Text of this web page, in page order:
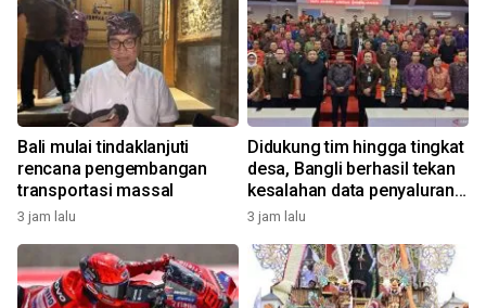
Bali mulai tindaklanjuti
rencana pengembangan
transportasi massal
3 jam lalu
Didukung tim hingga tingkat
desa, Bangli berhasil tekan
kesalahan data penyaluran
bansos
3 jam lalu